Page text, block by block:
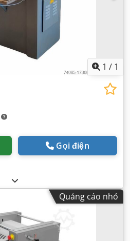
1 / 1
Gọi điện
Quảng cáo nhỏ